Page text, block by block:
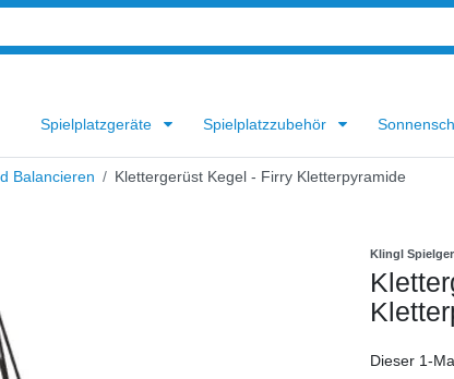
Spielplatzgeräte Spielplatzzubehör
Balancieren Klettergerüst Kegel - Firry Kletterpyramide
Klingl
Dieser 1-